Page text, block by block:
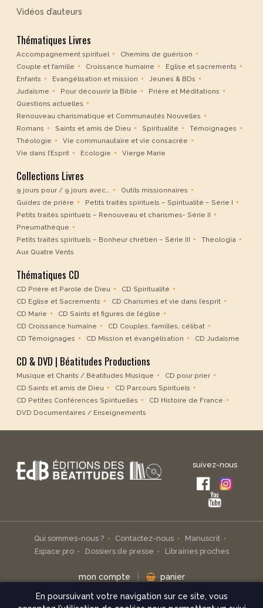
Vidéos d’auteurs
Thématiques Livres
Accompagnement spirituel
Chemins de guérison
Couple et famille
Croissance humaine
Eglise et sacrements
Enfants
Evangélisation et mission
Jeunes & BDs
Judaïsme
Pour découvrir la Bible
Prière et Méditations
Questions actuelles
Renouveau charismatique et Communautés Nouvelles
Romans
Saints et amis de Dieu Spiritualité
Témoignages
Théologie
Vie communautaire et vie consacrée
Vie dans l’Esprit
Ecologie Vierge Marie
Collections Livres
9 jours pour / 9 jours avec…
Outils missionnaires
Guides de prière
Petits traités spirituels – Spiritualité – Série I
Petits traités spirituels – Renouveau et charismes- Série II
Pneumathèque
Petits traités spirituels – Bonheur chrétien – Série III
Theologia
Aux Quatre Vents
Thématiques CD
CD Prière et Parole de Dieu
CD Spiritualité
CD Eglise et Sacrements
CD Charismes et vie dans l’esprit
CD Marie
CD Saints et figures de l’église
CD Croissance humaine
CD Couples, familles, célibat
CD Témoignages
CD Mission et évangélisation CD Judaïsme
CD & DVD | Béatitudes Productions
Musique et Chants / Béatitudes Musique
CD pour prier
CD Saints et amis de Dieu
CD Parcours Spirituels
CD Petites Conférences Spirituelles
CD Histoire de France
DVD Documentaires / Enseignements
suivez-nous
Qui sommes-nous ? Contactez-nous
Manuscrit
Espace pro
Dossiers de presse Librairies proches
mon compte panier
En poursuivant votre navigation sur ce site, vous